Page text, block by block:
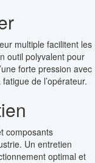
multiple facilitent les
outil polyvalent pour
forte pression avec
de l’opérateur.
composants
Un entretien
optimal et